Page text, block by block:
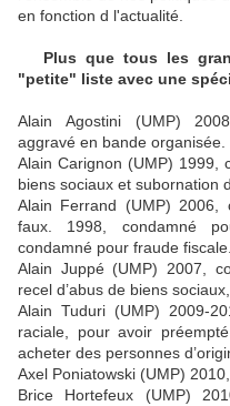
en fonction d l'actualité.
Plus que tous les
"petite" liste avec une
Alain Agostini (UMP)
aggravé en bande organisée.
Alain Carignon (UMP) 1999,
biens sociaux et subornation
Alain Ferrand (UMP)
faux. 1998, condamné
condamné pour fraude fiscale.
Alain Juppé (UMP) 2007,
recel d’abus de biens
Alain Tuduri (UMP) 2009-
raciale, pour avoir
acheter des personnes
Axel Poniatowski (UMP)
Brice Hortefeux (UMP)